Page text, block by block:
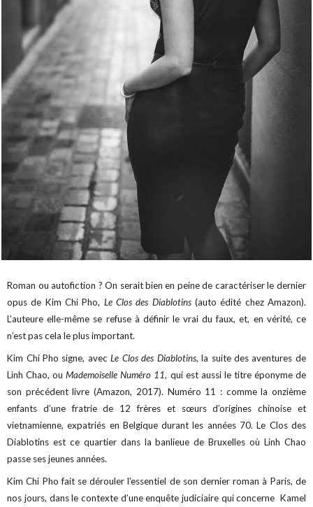
Roman ou autofiction ? On serait bien en peine de caractériser le dernier
opus de Kim Chi Pho, Le Clos des Diablotins(auto édité chez Amazon).
L’auteure elle-même se refuse à définir le vrai du faux, et, en vérité, ce
n’est pas cela le plus important.
Kim Chi Pho signe, avecLe Clos des Diablotins, la suite des aventures de
Linh Chao, ou Mademoiselle Numéro 11, qui est aussi le titre éponyme de
son précédent livre (Amazon, 2017). Numéro 11 : comme la onzième
enfants d’une fratrie de 12 frères et sœurs d’origines chinoise et
vietnamienne, expatriés en Belgique durant les années 70. Le Clos des
Diablotins est ce quartier dans la banlieue de Bruxelles où Linh Chao
passe ses jeunes années.
Kim Chi Pho fait se dérouler l'essentiel de son dernier roman à Paris, de
nos jours, dans le contexte d’une enquête judiciaire qui concerne Kamel